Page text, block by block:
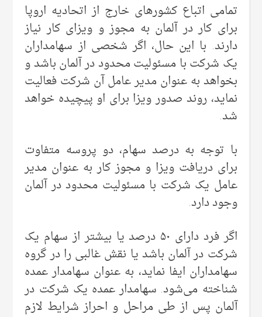
تمامی اتباع کشورهای خارج از اتحادیه اروپا
برای کار در آلمان به مجوز و ویزای کار نیاز
دارند. با این حال، اگر شخصی از سهامداران
یک شرکت با مسئولیت محدود در آلمان باشد و
بخواهد به عنوان مدیر عامل آن شرکت فعالیت
نماید، روند صدور ویزا برای او پیچیده خواهد
شد.
با توجه به درصد سهام، دو پروسه متفاوت
برای دریافت ویزا و مجوز کار به عنوان مدیر
عامل یک شرکت با مسئولیت محدود در آلمان
وجود دارد.
اگر فرد دارای ۵۰ درصد یا بیشتر از سهام یک
شرکت در آلمان باشد یا نقش غالبی را در گروه
سهامداران ایفا نماید، به عنوان سهامدار عمده
شناخته می‌شود. سهامدار عمده یک شرکت در
آلمان پس از طی مراحل و احراز شرایط لازم